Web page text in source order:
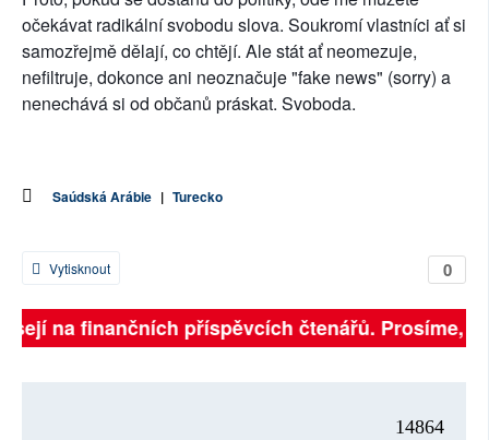
očekávat radikální svobodu slova. Soukromí vlastníci ať si
samozřejmě dělají, co chtějí. Ale stát ať neomezuje,
nefiltruje, dokonce ani neoznačuje "fake news" (sorry) a
nenechává si od občanů práskat. Svoboda.
Saúdská Arábie | Turecko
0
Vytisknout
na finančních příspěvcích čtenářů. Prosíme,
14864